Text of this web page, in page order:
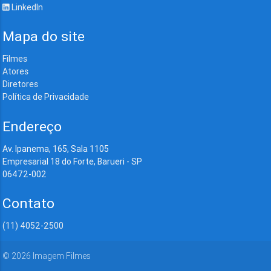
LinkedIn
Mapa do site
Filmes
Atores
Diretores
Política de Privacidade
Endereço
Av. Ipanema, 165, Sala 1105
Empresarial 18 do Forte, Barueri - SP
06472-002
Contato
(11) 4052-2500
© 2026 Imagem Filmes